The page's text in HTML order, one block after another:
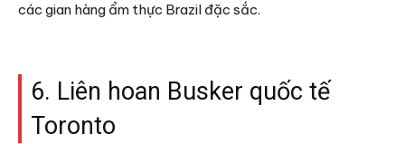
các gian hàng ẩm thực Brazil đặc sắc.
6. Liên hoan Busker quốc tế
Toronto